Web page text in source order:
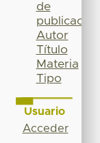
de
publicación
Autor
Título
Materia
Tipo
Usuario
Acceder